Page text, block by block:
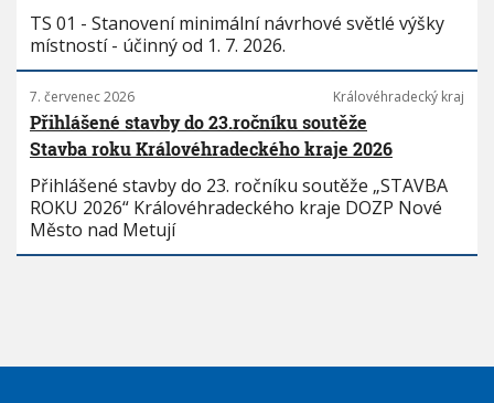
TS 01 - Stanovení minimální návrhové světlé výšky
místností - účinný od 1. 7. 2026.
7. červenec 2026 Královéhradecký kraj
Přihlášené stavby do 23.ročníku soutěže
Stavba roku Královéhradeckého kraje 2026
Přihlášené stavby do 23. ročníku soutěže „STAVBA
ROKU 2026“ Královéhradeckého kraje DOZP Nové
Město nad Metují